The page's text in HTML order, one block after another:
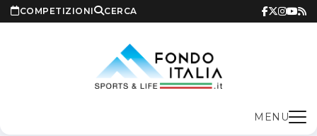
COMPETIZIONI CERCA
MENU